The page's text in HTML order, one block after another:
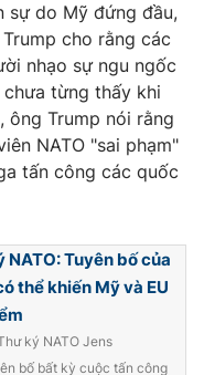
thao
sản
Việt
sự do Mỹ đứng đầu,
cho rằng các
nhạo sự ngu ngốc
từng thấy khi
ông Trump nói rằng
NATO "sai phạm"
tấn công các quốc
NATO: Tuyên bố của
thể khiến Mỹ và EU
ký NATO Jens
bố bất kỳ cuộc tấn công